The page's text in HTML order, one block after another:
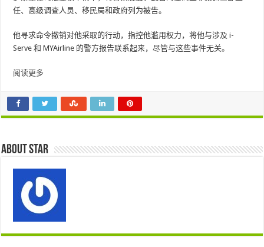
任、高级调查人员、移民局和政府列为被告。
他寻求命令撤销对他采取的行动，指控他滥用权力，将他与涉及 i-
Serve 和 MYAirline 的警方报告联系起来，尽管与这些事件无关。
阅读更多
About star